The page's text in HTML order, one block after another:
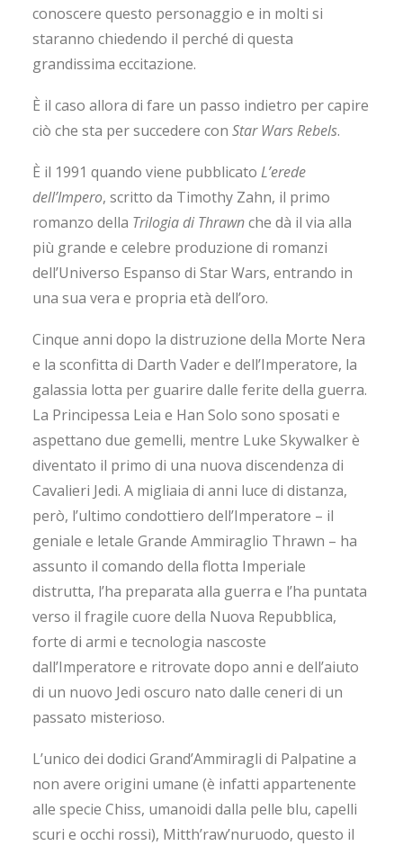
conoscere questo personaggio e in molti si
staranno chiedendo il perché di questa
grandissima eccitazione.
È il caso allora di fare un passo indietro per capire
ciò che sta per succedere con Star Wars Rebels.
È il 1991 quando viene pubblicato L’erede
dell’Impero, scritto da Timothy Zahn, il primo
romanzo della Trilogia di Thrawnche dà il via alla
più grande e celebre produzione di romanzi
dell’Universo Espanso di Star Wars, entrando in
una sua vera e propria età dell’oro.
Cinque anni dopo la distruzione della Morte Nera
e la sconfitta di Darth Vader e dell’Imperatore, la
galassia lotta per guarire dalle ferite della guerra.
La Principessa Leia e Han Solo sono sposati e
aspettano due gemelli, mentre Luke Skywalker è
diventato il primo di una nuova discendenza di
Cavalieri Jedi. A migliaia di anni luce di distanza,
però, l’ultimo condottiero dell’Imperatore – il
geniale e letale Grande Ammiraglio Thrawn – ha
assunto il comando della flotta Imperiale
distrutta, l’ha preparata alla guerra e l’ha puntata
verso il fragile cuore della Nuova Repubblica,
forte di armi e tecnologia nascoste
dall’Imperatore e ritrovate dopo anni e dell’aiuto
di un nuovo Jedi oscuro nato dalle ceneri di un
passato misterioso.
L’unico dei dodici Grand’Ammiragli di Palpatine a
non avere origini umane (è infatti appartenente
alle specie Chiss, umanoidi dalla pelle blu, capelli
scuri e occhi rossi), Mitth’raw’nuruodo, questo il